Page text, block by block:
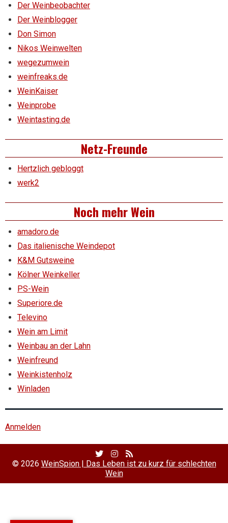
Der Weinbeobachter
Der Weinblogger
Don Simon
Nikos Weinwelten
wegezumwein
weinfreaks.de
WeinKaiser
Weinprobe
Weintasting.de
Netz-Freunde
Hertzlich gebloggt
werk2
Noch mehr Wein
amadoro.de
Das italienische Weindepot
K&M Gutsweine
Kölner Weinkeller
PS-Wein
Superiore.de
Televino
Wein am Limit
Weinbau an der Lahn
Weinfreund
Weinkistenholz
Winladen
Anmelden
Twitter
Profile
Facebook
Profile
RSS
Feed
© 2026 WeinSpion | Das Leben ist zu kurz für schlechten
Wein